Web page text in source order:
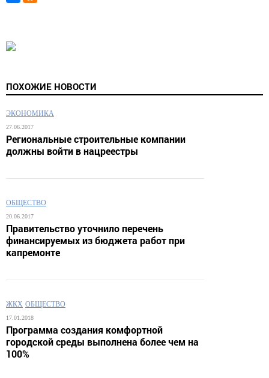
ПОХОЖИЕ НОВОСТИ
ЭКОНОМИКА
27.06.2017
Региональные строительные компании
должны войти в нацреестры
ОБЩЕСТВО
20.06.2017
Правительство уточнило перечень
финансируемых из бюджета работ при
капремонте
ЖКХ ОБЩЕСТВО
17.01.2018
Программа создания комфортной
городской среды выполнена более чем на
100%